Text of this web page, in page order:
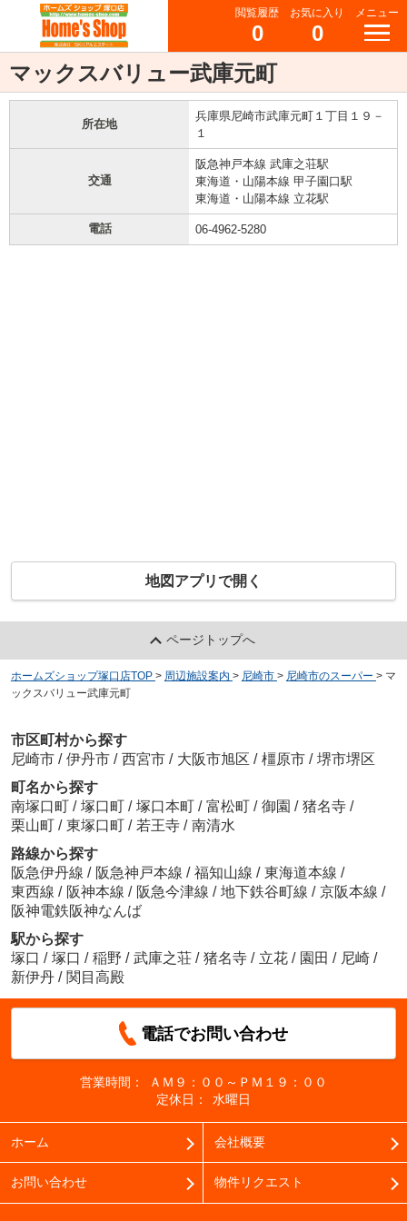
閲覧履歴
0
お気に入り
0
メニュー
マックスバリュー武庫元町
所在地
兵庫県尼崎市武庫元町１丁目１９－
１
交通
阪急神戸本線 武庫之荘駅
東海道・山陽本線 甲子園口駅
東海道・山陽本線 立花駅
電話 06-4962-5280
地図アプリで開く
ページトップへ
ホームズショップ塚口店TOP > 周辺施設案内 > 尼崎市 > 尼崎市のスーパー > マ
ックスバリュー武庫元町
市区町村から探す
尼崎市 / 伊丹市 / 西宮市 / 大阪市旭区 / 橿原市 / 堺市堺区
町名から探す
南塚口町 / 塚口町 / 塚口本町 / 富松町 / 御園 / 猪名寺 /
栗山町 / 東塚口町 / 若王寺 / 南清水
路線から探す
阪急伊丹線 / 阪急神戸本線 / 福知山線 / 東海道本線 /
東西線 / 阪神本線 / 阪急今津線 / 地下鉄谷町線 / 京阪本線 /
阪神電鉄阪神なんば
駅から探す
塚口 / 塚口 / 稲野 / 武庫之荘 / 猪名寺 / 立花 / 園田 / 尼崎 /
新伊丹 / 関目高殿
電話でお問い合わせ
営業時間：
ＡＭ９：００～ＰＭ１９：００
定休日：
水曜日
ホーム 会社概要
お問い合わせ 物件リクエスト